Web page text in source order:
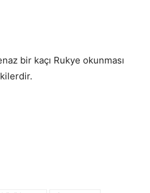
bir kaçı Rukye okunması